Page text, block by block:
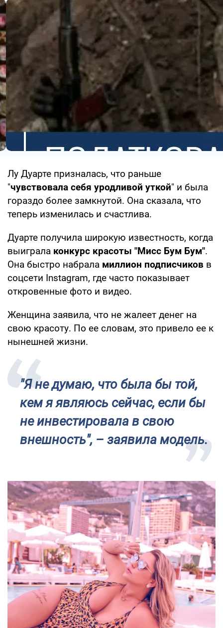
Лу Дуарте призналась, что раньше
"чувствовала себя уродливой уткой" и была
гораздо более замкнутой. Она сказала, что
теперь изменилась и счастлива.
Дуарте получила широкую известность, когда
выиграла конкурс красоты "Мисс Бум Бум".
Она быстро набрала миллион подписчиков в
соцсети Instagram, где часто показывает
откровенные фото и видео.
Женщина заявила, что не жалеет денег на
свою красоту. По ее словам, это привело ее к
нынешней жизни.
"Я не думаю, что была бы той,
кем я являюсь сейчас, если бы
не инвестировала в свою
внешность", – заявила модель.